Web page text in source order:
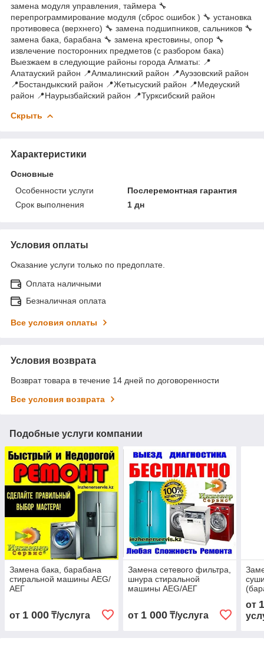
замена модуля управления, таймера 🔧
перепрограммирование модуля (сброс ошибок ) 🔧 установка
противовеса (верхнего) 🔧 замена подшипников, сальников 🔧
замена бака, барабана 🔧 замена крестовины, опор 🔧
извлечение посторонних предметов (с разбором бака)
Выезжаем в следующие районы города Алматы: 📍
Алатауский район 📍Алмалинский район 📍Ауэзовский район
📍Бостандыкский район 📍Жетысуский район 📍Медеуский
район 📍Наурызбайский район 📍Турксибский район
Скрыть
Характеристики
Основные
Особенности услуги
Послеремонтная гарантия
Срок выполнения
1 дн
Условия оплаты
Оказание услуги только по предоплате.
Оплата наличными
Безналичная оплата
Все условия оплаты
Условия возврата
Возврат товара в течение 14 дней по договоренности
Все условия возврата
Подобные услуги компании
Замена бака, барабана
стиральной машины AEG/
АЕГ
от 1 000 ₸/услуга
Замена сетевого фильтра,
шнура стиральной
машины AEG/АЕГ
от 1 000₸/услуга
от